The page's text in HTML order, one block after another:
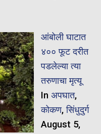
आंबोली घाटात
४०० फूट दरीत
पडलेल्या त्या
तरुणाचा मृत्यू
In अपघात,
कोकण,सिंधुदुर्ग
August 5,